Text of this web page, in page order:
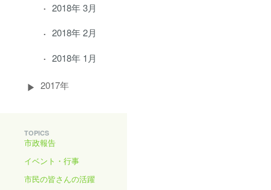
2018年 3月
2018年 2月
2018年 1月
2017年
TOPICS
市政報告
イベント・行事
市民の皆さんの活躍